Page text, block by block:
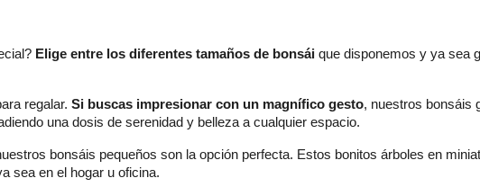
Elige entre los diferentes tamaños de bonsái que disponemos y ya sea
regalar. Si buscas impresionar con un magnífico gesto, nuestros bonsáis
una dosis de serenidad y belleza a cualquier espacio.
bonsáis pequeños son la opción perfecta. Estos bonitos árboles en
sea en el hogar u oficina.